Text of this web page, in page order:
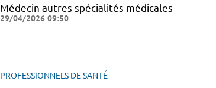
Médecin autres spécialités médicales
29/04/2026 09:50
PROFESSIONNELS DE SANTÉ